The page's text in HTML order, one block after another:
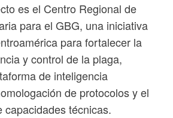
es el Centro Regional de
para el GBG, una iniciativa
para fortalecer la
y control de la plaga,
de inteligencia
de protocolos y el
capacidades técnicas.